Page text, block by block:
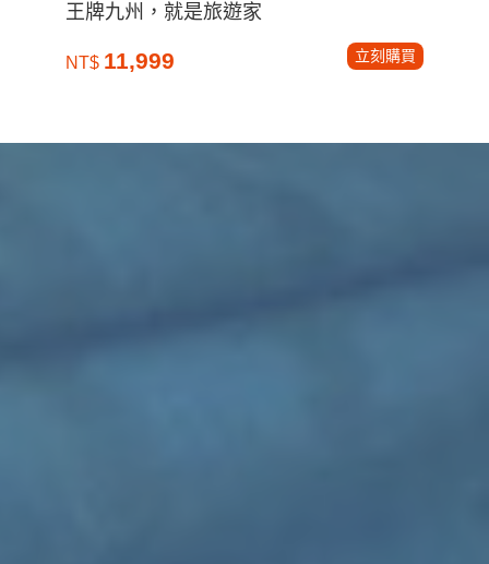
王牌九州，就是旅遊家
NT$ 11,999 立刻購買